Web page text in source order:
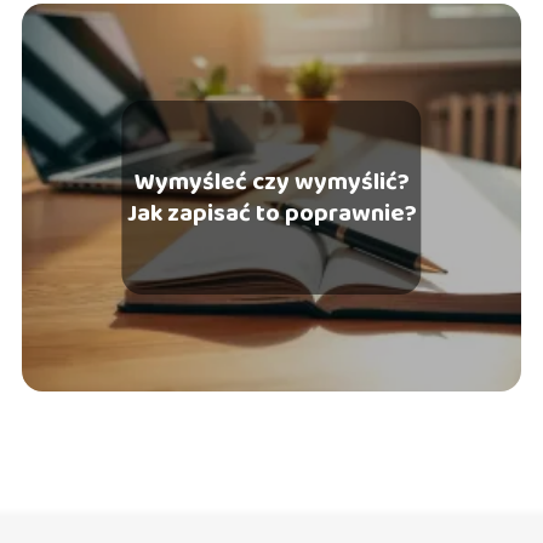
Wymyśleć czy wymyślić?
Jak zapisać to poprawnie?